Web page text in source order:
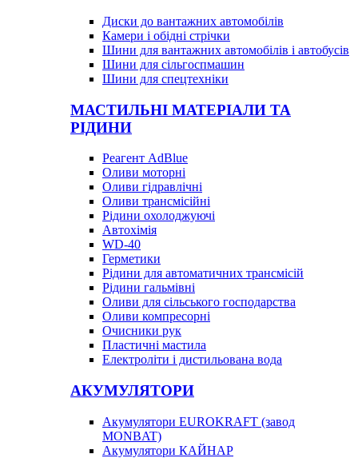
Диски до вантажних автомобілів
Камери і обідні стрічки
Шини для вантажних автомобілів і автобусів
Шини для сільгоспмашин
Шини для спецтехніки
МАСТИЛЬНІ МАТЕРІАЛИ ТА
РІДИНИ
Реагент AdBlue
Оливи моторні
Оливи гідравлічні
Оливи трансмісійні
Рідини охолоджуючі
Автохімія
WD-40
Герметики
Рідини для автоматичних трансмісій
Рідини гальмівні
Оливи для сільського господарства
Оливи компресорні
Очисники рук
Пластичні мастила
Електроліти і дистильована вода
АКУМУЛЯТОРИ
Акумулятори EUROKRAFT (завод
MONBAT)
Акумулятори КАЙНАР